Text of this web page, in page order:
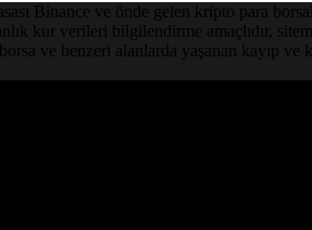
Binance ve önde gelen kripto para
kur verileri bilgilendirme amaçlıdır,
ve benzeri alanlarda yaşanan kayıp